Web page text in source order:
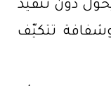
يحول دون تنفيذ
تتكيّف